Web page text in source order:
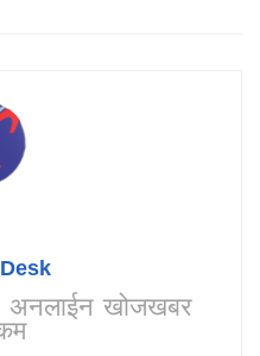
अनलाईन खोजखबर